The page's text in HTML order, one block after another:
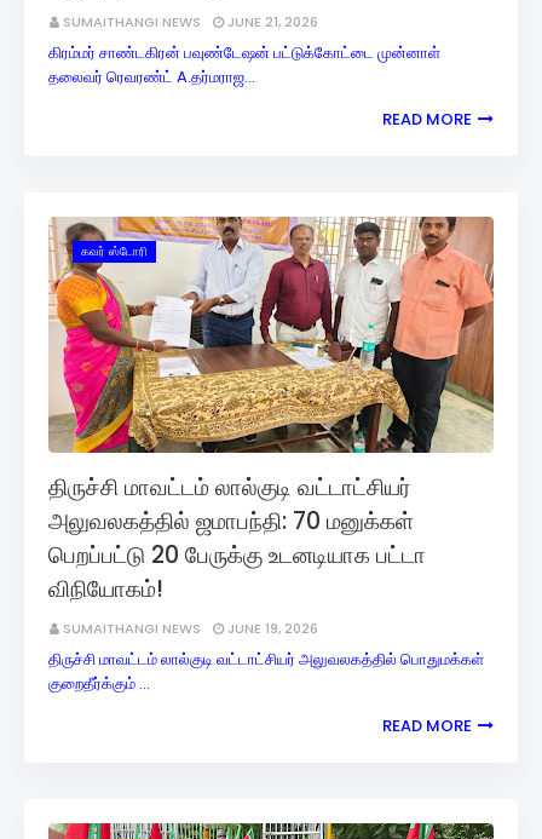
SUMAITHANGI NEWS JUNE 21, 2026
கிரம்மர் சாண்டகிரன் பவுண்டேஷன் பட்டுக்கோட்டை முன்னாள்
தலைவர் ரெவரண்ட் A.தர்மராஜ…
READ MORE
கவர் ஸ்டோரி
திருச்சி மாவட்டம் லால்குடி வட்டாட்சியர்
அலுவலகத்தில் ஜமாபந்தி: 70 மனுக்கள்
பெறப்பட்டு 20 பேருக்கு உடனடியாக பட்டா
விநியோகம்!
SUMAITHANGI NEWS JUNE 19, 2026
திருச்சி மாவட்டம் லால்குடி வட்டாட்சியர் அலுவலகத்தில் பொதுமக்கள்
குறைதீர்க்கும் …
READ MORE